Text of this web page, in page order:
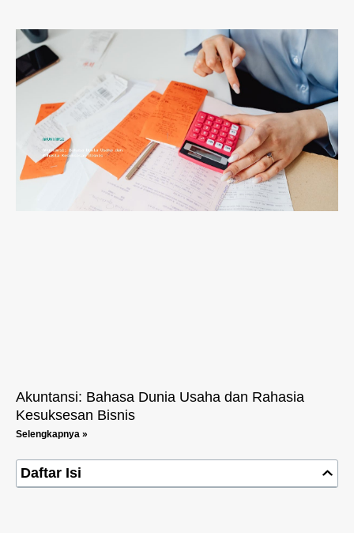
Akuntansi: Bahasa Dunia Usaha dan Rahasia
Kesuksesan Bisnis
Selengkapnya »
Daftar Isi